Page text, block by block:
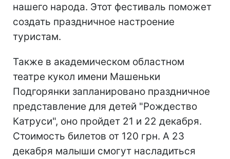
нашего народа. Этот фестиваль поможет
создать праздничное настроение
туристам.
Также в академическом областном
театре кукол имени Машеньки
Подгорянки запланировано праздничное
представление для детей "Рождество
Катруси", оно пройдет 21 и 22 декабря.
Стоимость билетов от 120 грн. А 23
декабря малыши смогут насладиться